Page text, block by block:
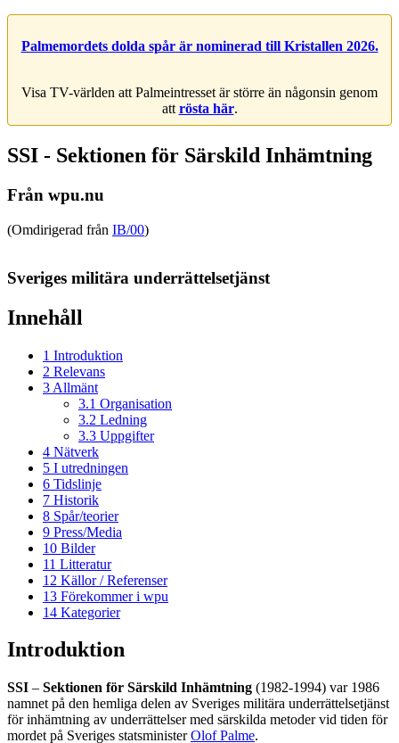
Palmemordets dolda spår är nominerad till Kristallen 2026.
Visa TV-världen att Palmeintresset är större än någonsin genom
att rösta här.
SSI - Sektionen för Särskild Inhämtning
Från wpu.nu
(Omdirigerad från IB/00)
Sveriges militära underrättelsetjänst
Innehåll
1 Introduktion
2 Relevans
3 Allmänt
3.1 Organisation
3.2 Ledning
3.3 Uppgifter
4 Nätverk
5 I utredningen
6 Tidslinje
7 Historik
8 Spår/teorier
9 Press/Media
10 Bilder
11 Litteratur
12 Källor / Referenser
13 Förekommer i wpu
14 Kategorier
Introduktion
SSI – Sektionen för Särskild Inhämtning (1982-1994) var 1986
namnet på den hemliga delen av Sveriges militära underrättelsetjänst
för inhämtning av underrättelser med särskilda metoder vid tiden för
mordet på Sveriges statsministerOlof Palme.